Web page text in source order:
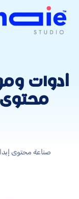
أدوات
محتوى
صناعة محتوى